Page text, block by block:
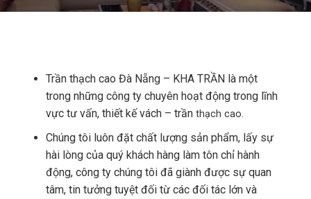
Trần thạch cao Đà Nẵng – KHA TRẦN là một
trong những công ty chuyên hoạt động trong lĩnh
vực tư vấn, thiết kế vách – trần thạch cao.
Chúng tôi luôn đặt chất lượng sản phẩm, lấy sự
hài lòng của quý khách hàng làm tôn chỉ hành
động, công ty chúng tôi đã giành được sự quan
tâm, tin tưởng tuyệt đối từ các đối tác lớn và